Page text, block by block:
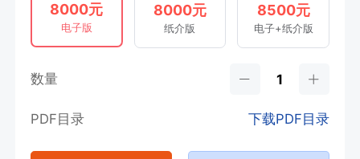
8000元
电子版
8000元
纸介版
8500元
电子+纸介版
数量
PDF目录 下载PDF目录